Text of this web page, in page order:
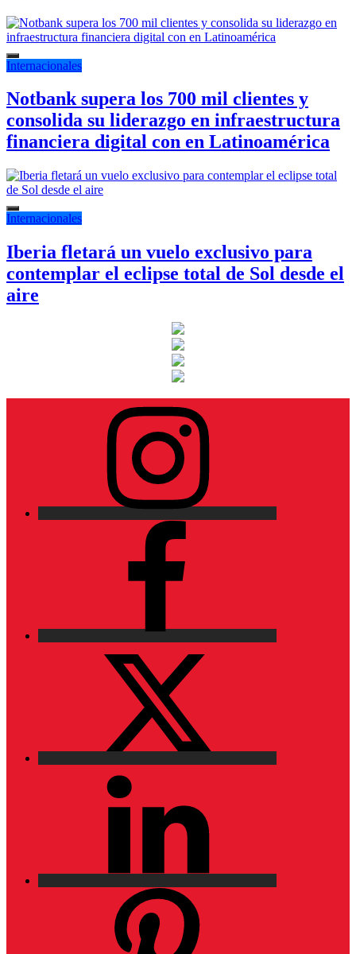
Internacionales
Notbank supera los 700 mil clientes y
consolida su liderazgo en infraestructura
financiera digital con en Latinoamérica
Internacionales
Iberia fletará un vuelo exclusivo para
contemplar el eclipse total de Sol desde el
aire